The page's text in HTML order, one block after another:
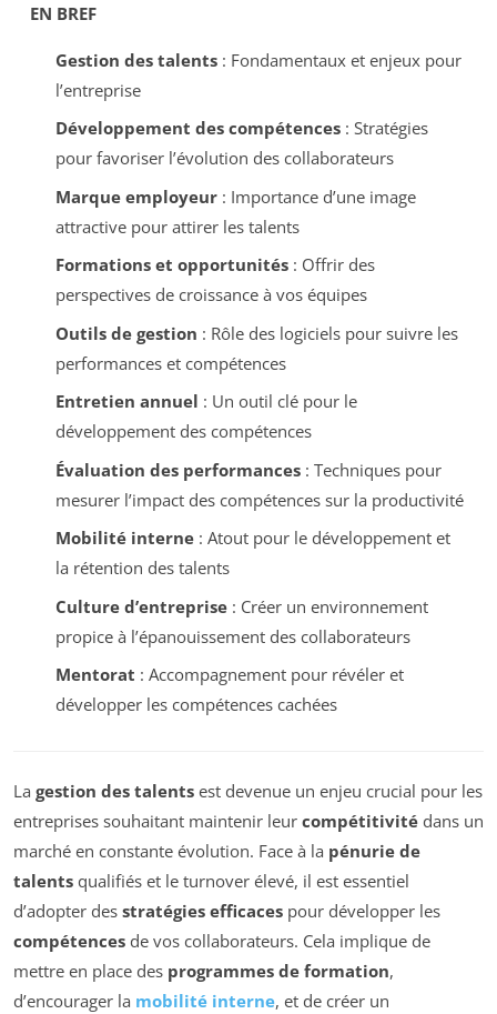
EN BREF
Gestion des talents: Fondamentaux et enjeux pour
l’entreprise
Développement des compétences: Stratégies
pour favoriser l’évolution des collaborateurs
Marque employeur: Importance d’une image
attractive pour attirer les talents
Formations et opportunités: Offrir des
perspectives de croissance à vos équipes
Outils de gestion : Rôle des logiciels pour suivre les
performances et compétences
Entretien annuel : Un outil clé pour le
développement des compétences
Évaluation des performances: Techniques pour
mesurer l’impact des compétences sur la productivité
Mobilité interne: Atout pour le développement et
la rétention des talents
Culture d’entreprise: Créer un environnement
propice à l’épanouissement des collaborateurs
Mentorat : Accompagnement pour révéler et
développer les compétences cachées
La gestion des talents est devenue un enjeu crucial pour les
entreprises souhaitant maintenir leur compétitivité dans un
marché en constante évolution. Face à la pénurie de
talents qualifiés et le turnover élevé, il est essentiel
d’adopter des stratégies efficaces pour développer les
compétences de vos collaborateurs. Cela implique de
mettre en place des programmes de formation,
d’encourager la mobilité interne, et de créer un